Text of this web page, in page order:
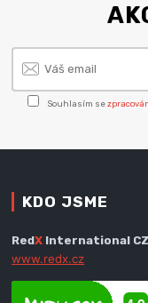
Souhlasím se
KDO JSME
RedX International
www.redx.cz